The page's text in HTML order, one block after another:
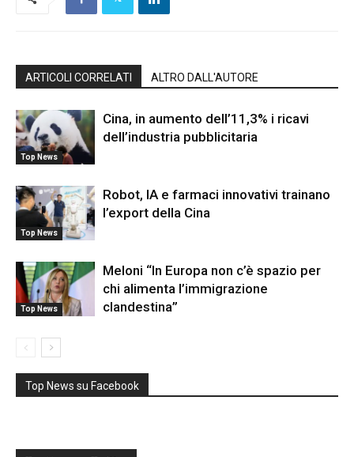
ARTICOLI CORRELATI ALTRO DALL'AUTORE
Top News
Cina, in aumento dell’11,3% i ricavi
dell’industria pubblicitaria
Top News
Robot, IA e farmaci innovativi trainano
l’export della Cina
Top News
Meloni “In Europa non c’è spazio per
chi alimenta l’immigrazione
clandestina”
Top News su Facebook